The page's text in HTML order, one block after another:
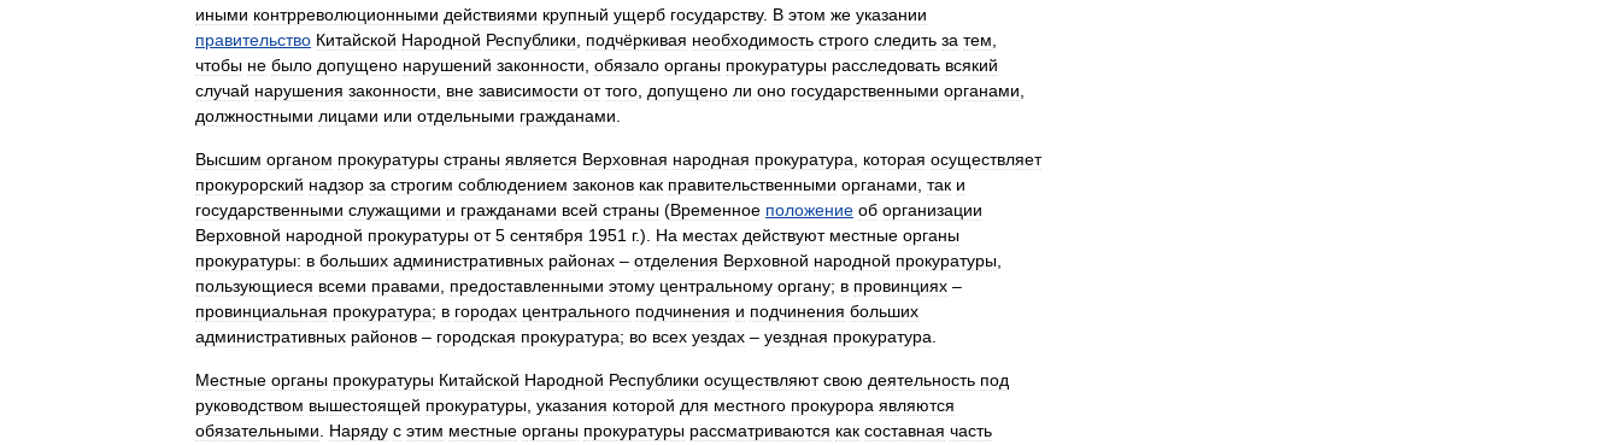
иными контрреволюционными действиями крупный ущерб государству. В этом же указании
правительство Китайской Народной Республики подчёркивая необходимость строго следить за тем
чтобы не было допущено нарушений законности обязало органы прокуратуры расследовать всякий
случай нарушения законности вне зависимости от того допущено ли оно государственными органами
должностными лицами или отдельными гражданами
Высшим органом прокуратуры страны является Верховная народная прокуратура которая осуществляет
прокурорский надзор за строгим соблюдением законов как правительственными органами так и
государственными служащими и гражданами всей страны (Временное положение об организации
Верховной народной прокуратуры от 5 сентября 1951 г.). На местах действуют местные органы
прокуратуры: в больших административных районах – отделения Верховной народной прокуратуры
пользующиеся всеми правами предоставленными этому центральному органу; в провинциях –
провинциальная прокуратура; в городах центрального подчинения и подчинения больших
административных районов – городская прокуратура; во всех уездах – уездная прокуратура
Местные органы прокуратуры Китайской Народной Республики осуществляют свою деятельность под
руководством вышестоящей прокуратуры указания которой для местного прокурора являются
обязательными
Наряду с этим местные органы прокуратуры рассматриваются как составная часть